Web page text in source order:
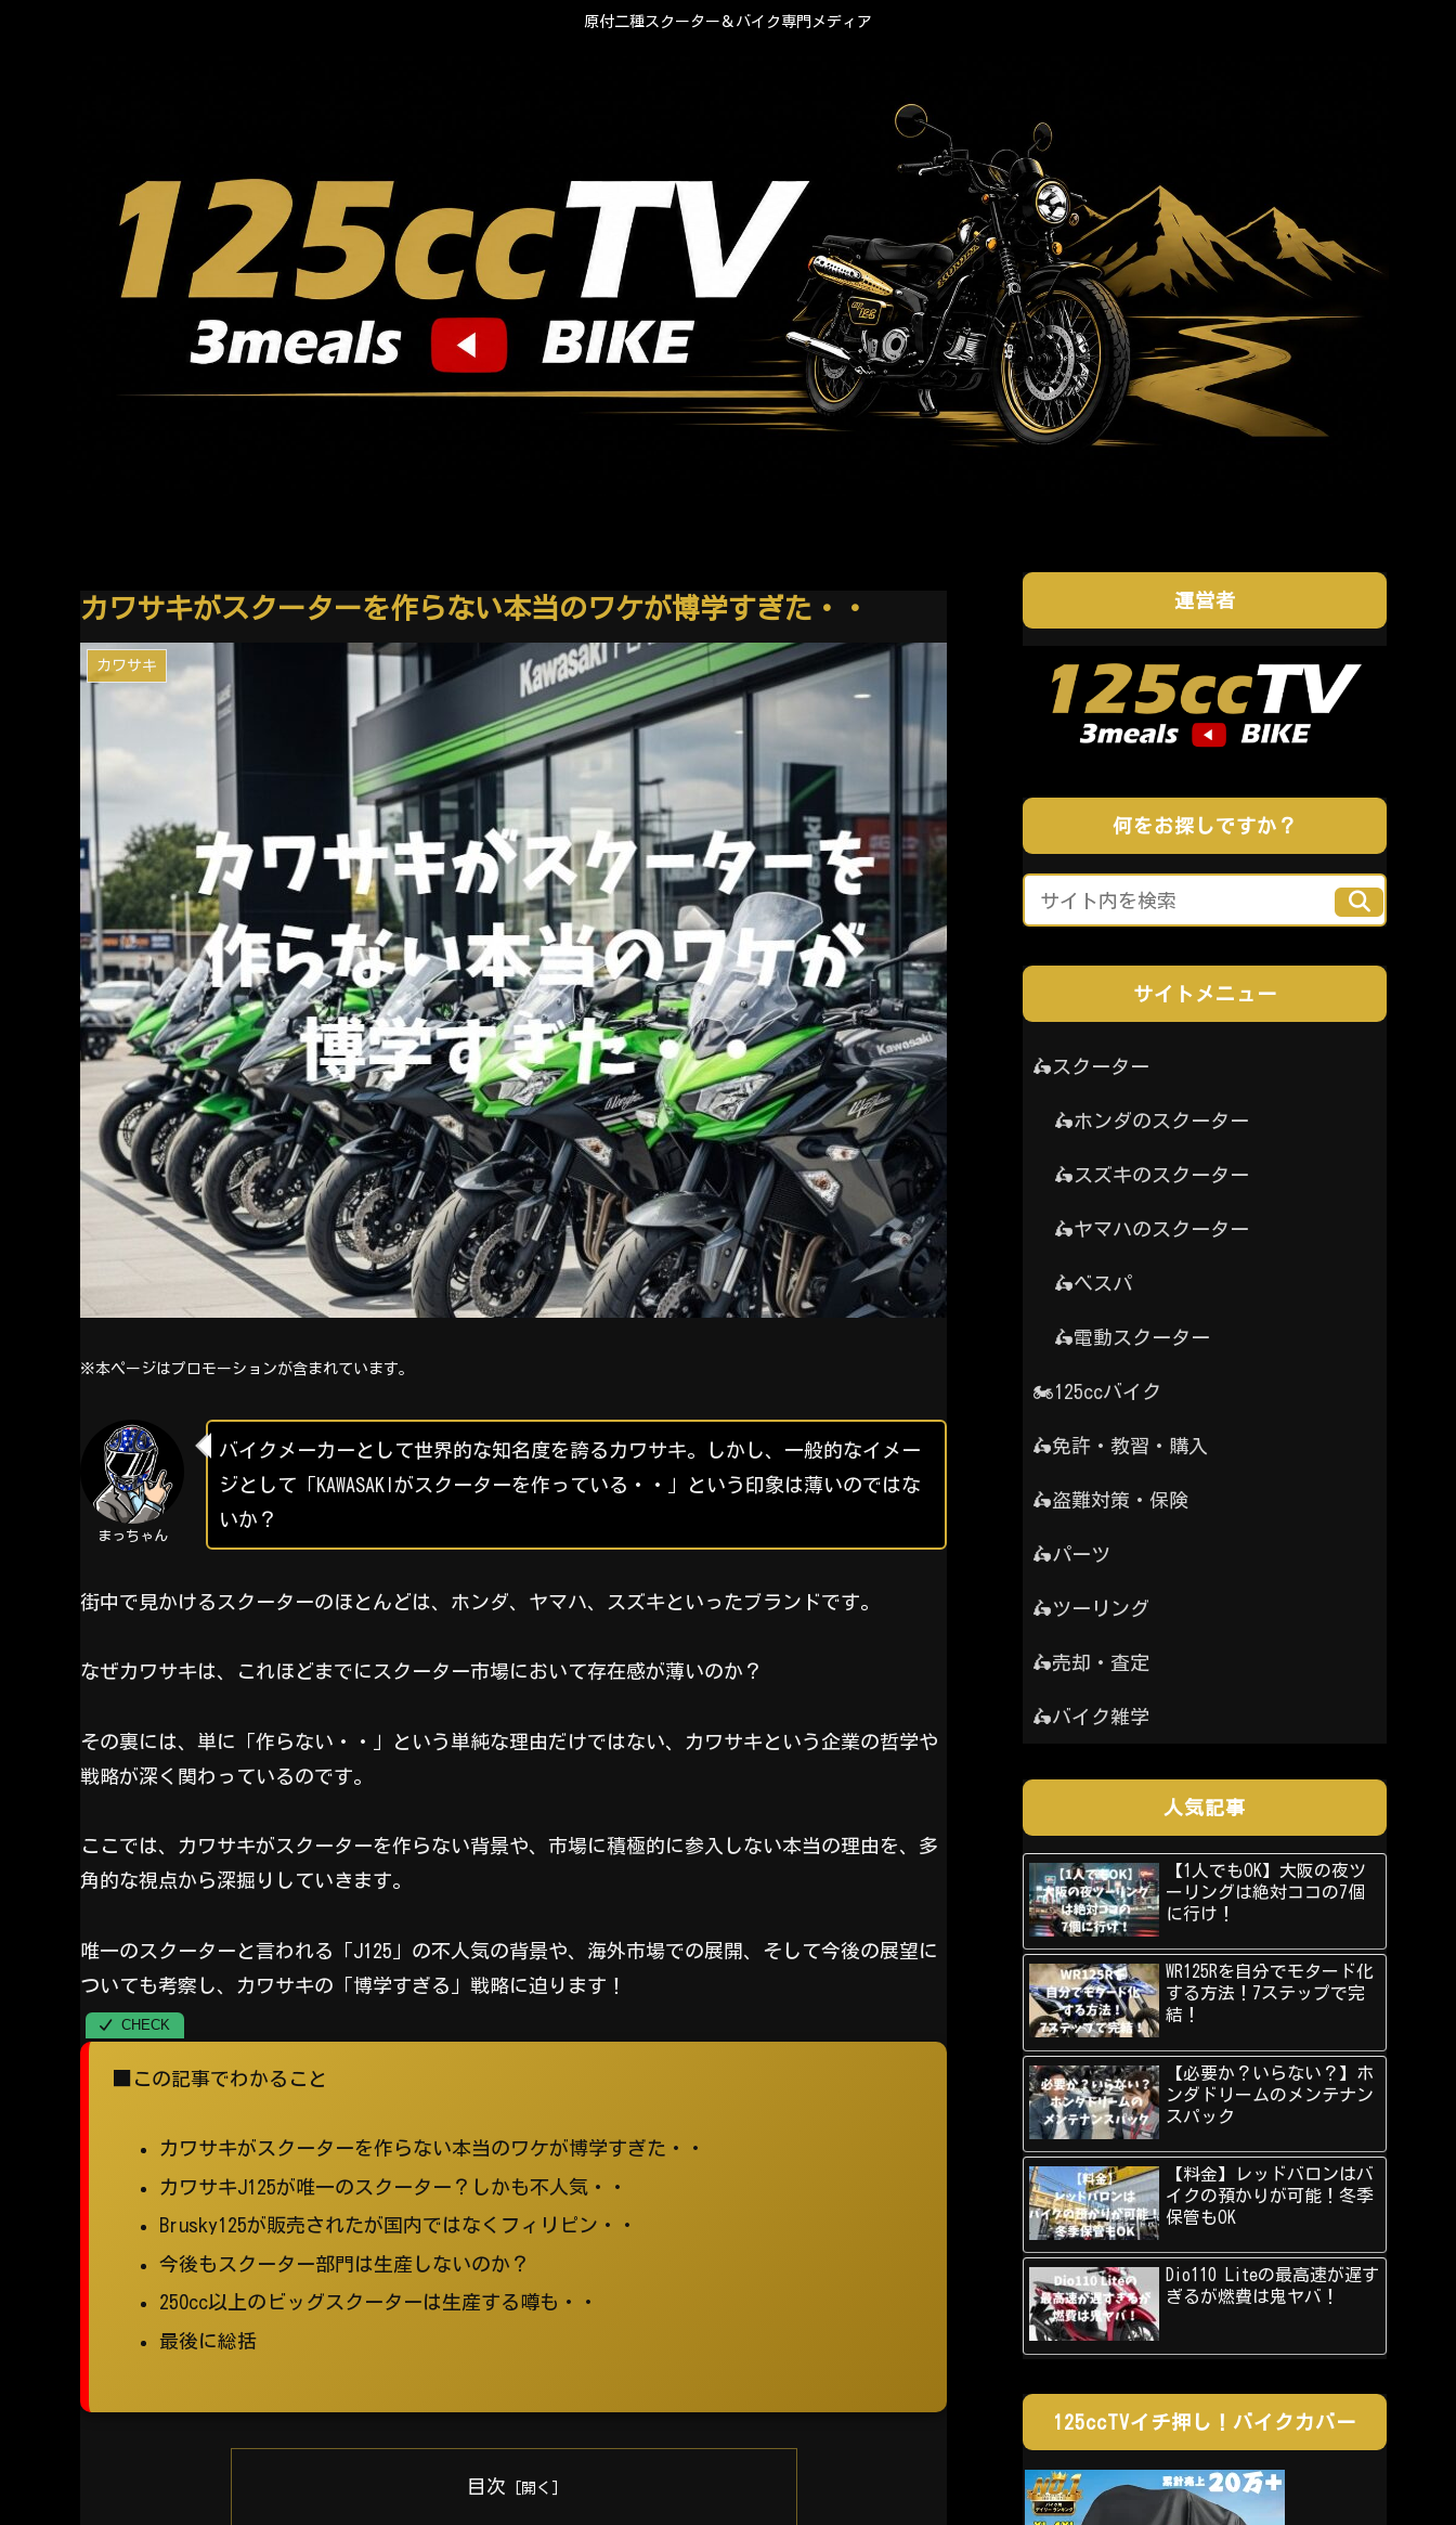
原付二種スクーター＆バイク専門メディア
カワサキがスクーターを作らない本当のワケが博学すぎた・・
カワサキ
※本ページはプロモーションが含まれています。
まっちゃん
バイクメーカーとして世界的な知名度を誇るカワサキ。しかし、一般的なイメー
ジとして「KAWASAKIがスクーターを作っている・・」という印象は薄いのではな
いか？
街中で見かけるスクーターのほとんどは、ホンダ、ヤマハ、スズキといったブランドです。
なぜカワサキは、これほどまでにスクーター市場において存在感が薄いのか？
その裏には、単に「作らない・・」という単純な理由だけではない、カワサキという企業の哲学や
戦略が深く関わっているのです。
ここでは、カワサキがスクーターを作らない背景や、市場に積極的に参入しない本当の理由を、多
角的な視点から深掘りしていきます。
唯一のスクーターと言われる「J125」の不人気の背景や、海外市場での展開、そして今後の展望に
ついても考察し、カワサキの「博学すぎる」戦略に迫ります！
■この記事でわかること
カワサキがスクーターを作らない本当のワケが博学すぎた・・
カワサキJ125が唯一のスクーター？しかも不人気・・
Brusky125が販売されたが国内ではなくフィリピン・・
今後もスクーター部門は生産しないのか？
250cc以上のビッグスクーターは生産する噂も・・
最後に総括
目次
運営者
何をお探しですか？
サイトメニュー
🛵スクーター
🛵ホンダのスクーター
🛵スズキのスクーター
🛵ヤマハのスクーター
🛵ベスパ
🛵電動スクーター
🏍️125ccバイク
🛵免許・教習・購入
🛵盗難対策・保険
🛵パーツ
🛵ツーリング
🛵売却・査定
🛵バイク雑学
人気記事
【1人でもOK】大阪の夜ツ
ーリングは絶対ココの7個
に行け！
WR125Rを自分でモタード化
する方法！7ステップで完
結！
【必要か？いらない？】ホ
ンダドリームのメンテナン
スパック
【料金】レッドバロンはバ
イクの預かりが可能！冬季
保管もOK
Dio110 Liteの最高速が遅す
ぎるが燃費は鬼ヤバ！
125ccTVイチ押し！バイクカバー